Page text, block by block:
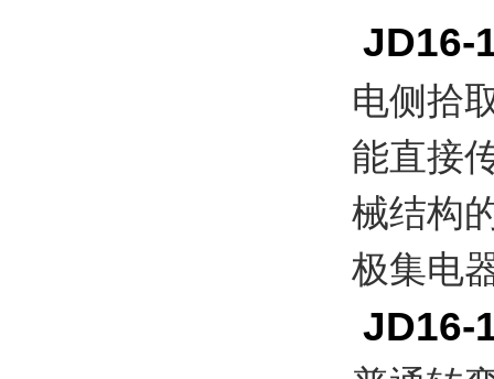
JD16-
电侧拾
能直接
械结构
极集电
JD16-